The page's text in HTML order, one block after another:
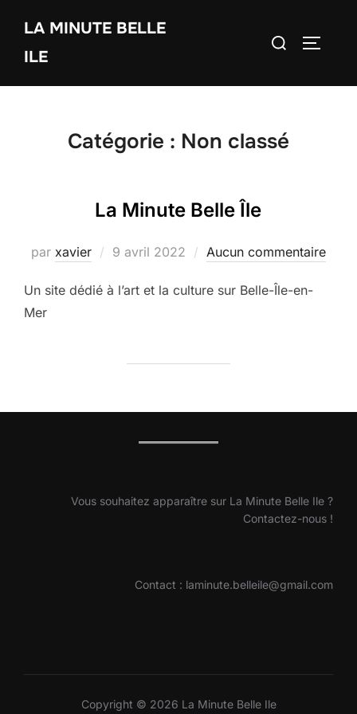
contenu
LA MINUTE BELLE
ILE
Rechercher :
Catégorie : Non classé
La Minute Belle Île
par xavier
Publié
9 avril 2022 Aucun commentaire
Un site dédié à l’art et la culture sur Belle-Île-en-
Mer
Vous souhaitez apparaître sur La Minute Belle Ile ?
Contactez-nous !
Contact : laminute.belleile@gmail.com
Copyright © 2026 La Minute Belle Ile